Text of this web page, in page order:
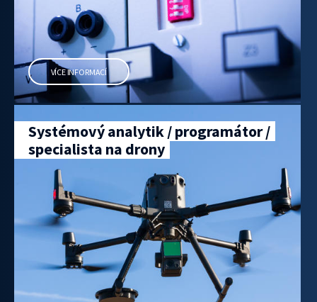
VÍCE INFORMACÍ
Systémový analytik / programátor /
specialista na drony